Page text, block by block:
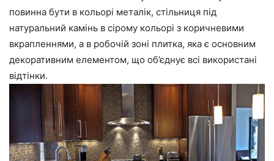
повинна бути в кольорі металік, стільниця під
натуральний камінь в сірому кольорі з коричневими
вкрапленнями, а в робочій зоні плитка, яка є основним
декоративним елементом, що об’єднує всі використані
відтінки.